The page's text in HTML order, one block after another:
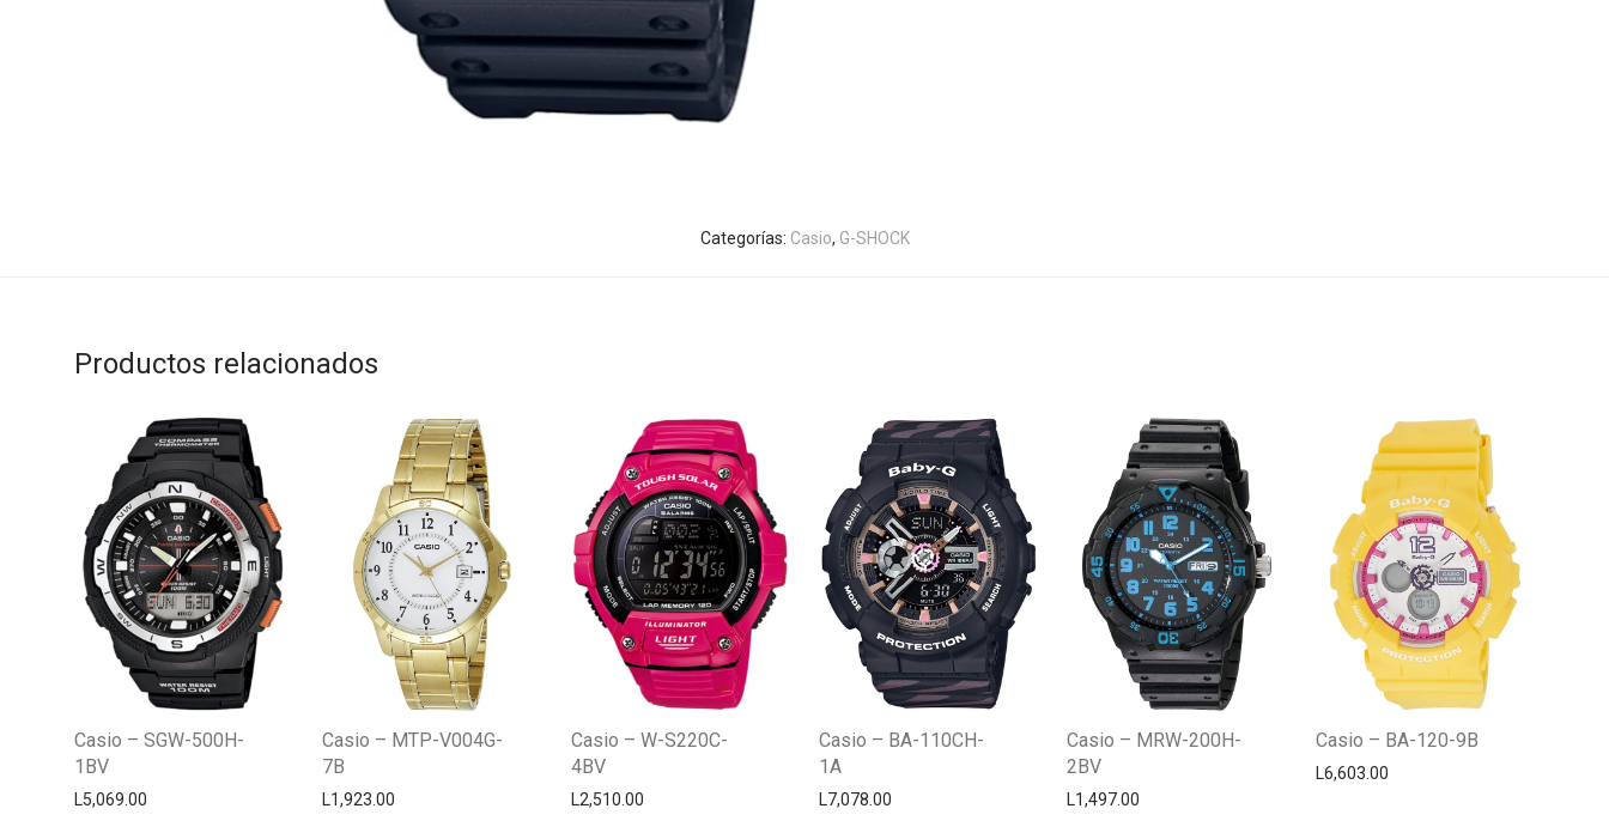
Categorías: Casio, G-SHOCK
Productos relacionados
Casio – SGW-500H-
1BV
L5,069.00
Casio – MTP-V004G-
7B
L1,923.00
Casio – W-S220C-
4BV
L2,510.00
Casio – BA-110CH-
1A
L7,078.00
Casio – MRW-200H-
2BV
L1,497.00
Casio – BA-120-9B
L6,603.00
Centro Citizen
Typically replies within a day